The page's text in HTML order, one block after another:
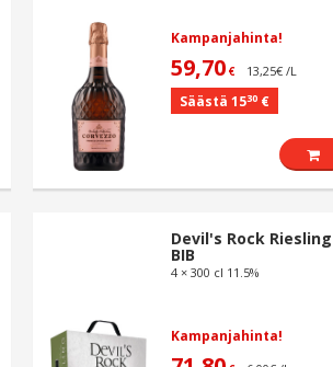
Kampanjahinta!
59,70€ 13,25€ /L
Säästä 1530€
Devil's Rock Riesling
BIB
4 × 300 cl 11.5%
Kampanjahinta!